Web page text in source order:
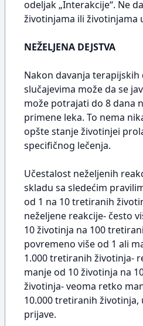
odeljak „Interakcije“. Ne
životinjama ili životinjama
NEŽELJENA DEJSTVA
Nakon davanja
slučajevima može da se
može potrajati do 8 dana
primene leka. To nema
opšte stanje životinjei
specifičnog lečenja.
Učestalost neželjenih
skladu sa sledećim
od 1 na 10 tretiranih
neželjene reakcije- često
10 životinja na 100
povremeno više od 1 ali
1.000 tretiranih životinja-
manje od 10 životinja na
životinja- veoma retko
10.000 tretiranih
prijave.